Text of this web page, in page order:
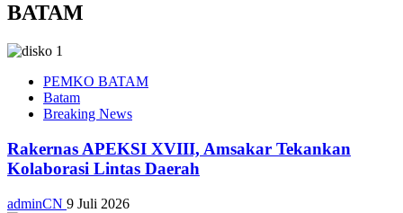
BATAM
PEMKO BATAM
Batam
Breaking News
Rakernas APEKSI XVIII, Amsakar Tekankan
Kolaborasi Lintas Daerah
adminCN 9 Juli 2026